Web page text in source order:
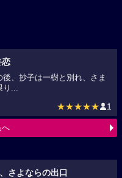
恋
、抄子は一樹と別れ、さま
...
★★★★★ 1
へ
さよならの出口